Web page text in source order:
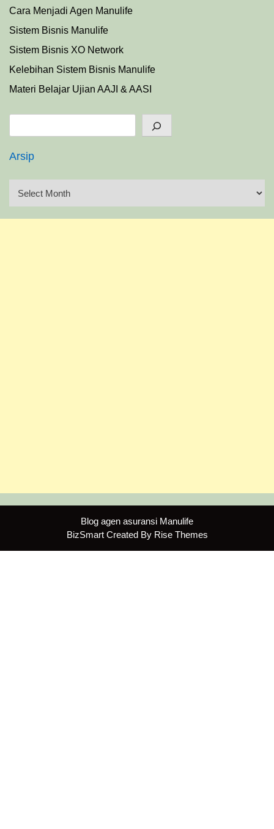
Cara Menjadi Agen Manulife
Sistem Bisnis Manulife
Sistem Bisnis XO Network
Kelebihan Sistem Bisnis Manulife
Materi Belajar Ujian AAJI & AASI
Arsip
Blog agen asuransi Manulife
BizSmart Created By Rise Themes